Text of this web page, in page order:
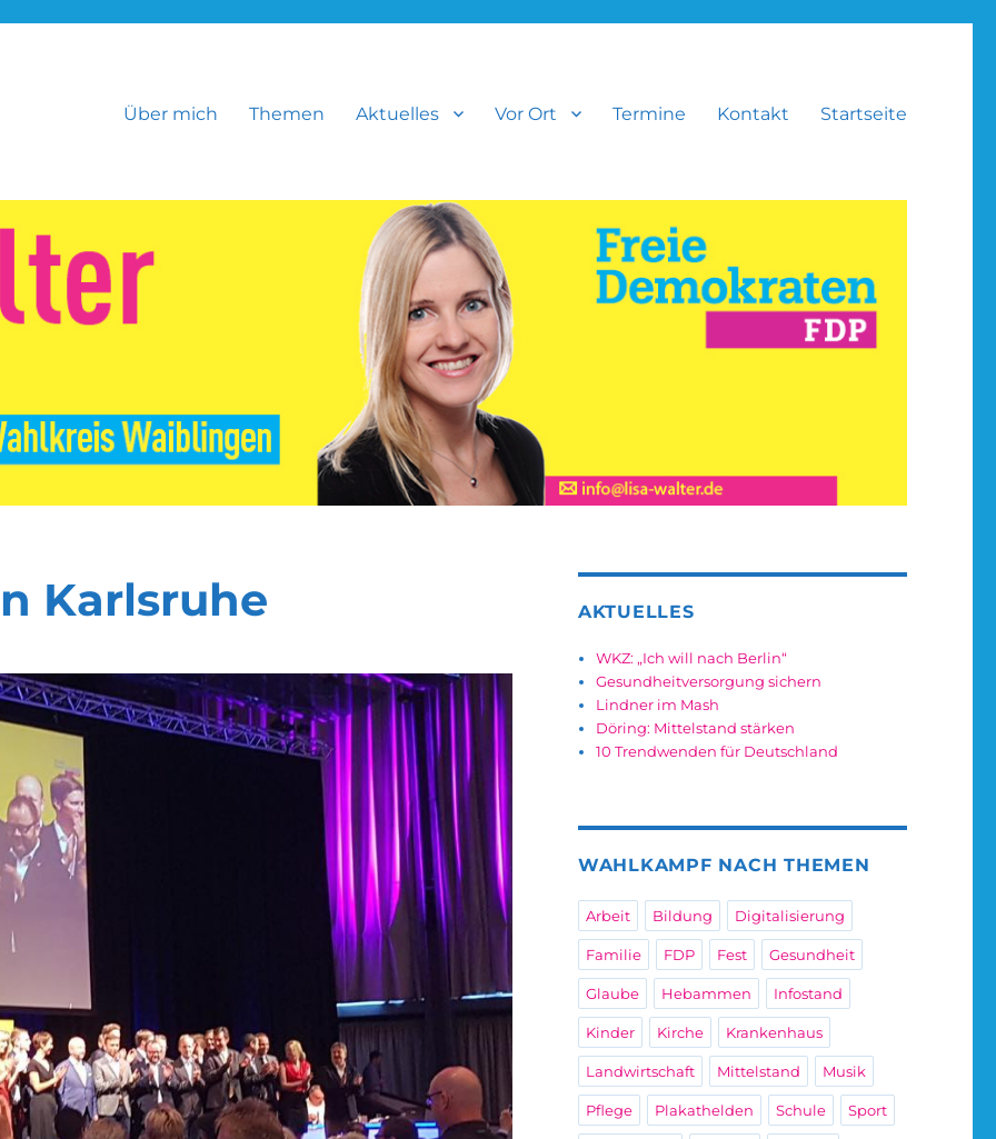
Über mich Themen Aktuelles Vor Ort Termine Kontakt Startseite
Karlsruhe AKTUELLES
WKZ: „Ich will nach Berlin“
Gesundheitversorgung sichern
Lindner im Mash
Döring: Mittelstand stärken
10 Trendwenden für Deutschland
WAHLKAMPF NACH THEMEN
Arbeit Bildung Digitalisierung
Familie FDP Fest Gesundheit
Glaube Hebammen Infostand
Kinder Kirche Krankenhaus
Landwirtschaft Mittelstand Musik
Pflege Plakathelden Schule Sport